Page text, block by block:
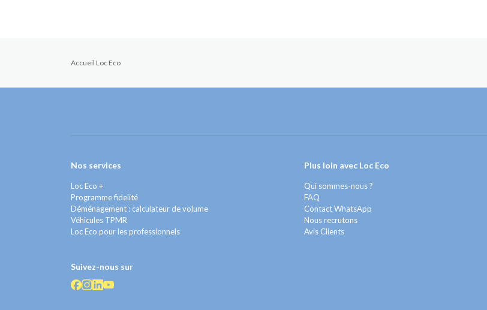
Accueil Loc Eco
Nos services
Loc Eco +
Programme fidelité
Déménagement : calculateur de volume
Véhicules TPMR
Loc Eco pour les professionnels
Plus loin avec Loc Eco
Qui sommes-nous ?
FAQ
Contact WhatsApp
Nous recrutons
Avis Clients
Suivez-nous sur